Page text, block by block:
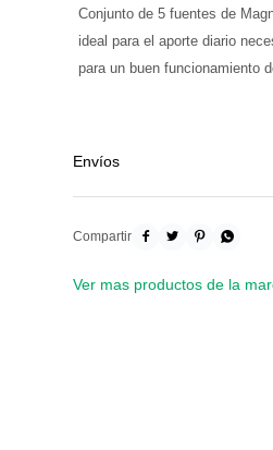
Conjunto de 5 fuentes de
ideal para el aporte diario
para un buen funcionamiento
Envíos
   
Ver mas productos de la